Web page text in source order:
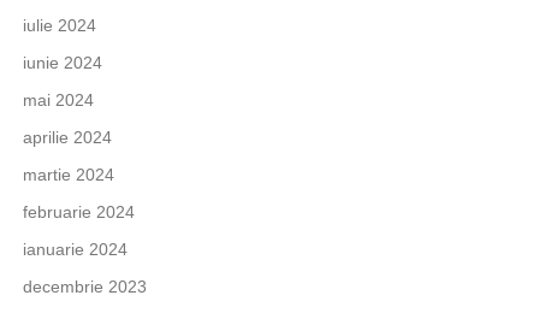
iulie 2024
iunie 2024
mai 2024
aprilie 2024
martie 2024
februarie 2024
ianuarie 2024
decembrie 2023